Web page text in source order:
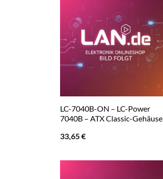
LC-7040B-ON – LC-Power
7040B – ATX Classic-Gehäuse
33,65€